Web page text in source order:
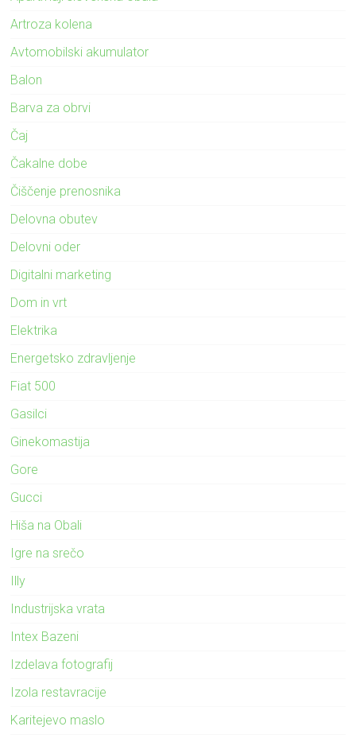
Artroza kolena
Avtomobilski akumulator
Balon
Barva za obrvi
Čaj
Čakalne dobe
Čiščenje prenosnika
Delovna obutev
Delovni oder
Digitalni marketing
Dom in vrt
Elektrika
Energetsko zdravljenje
Fiat 500
Gasilci
Ginekomastija
Gore
Gucci
Hiša na Obali
Igre na srečo
Illy
Industrijska vrata
Intex Bazeni
Izdelava fotografij
Izola restavracije
Karitejevo maslo